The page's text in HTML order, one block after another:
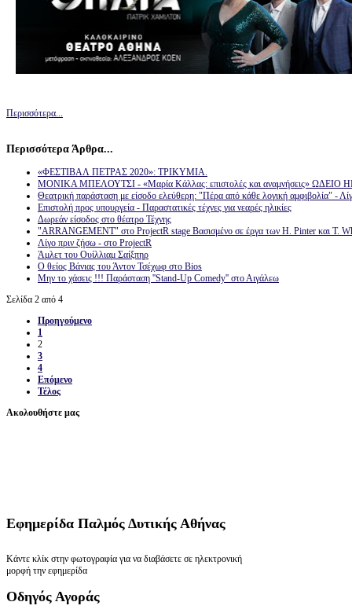
Περισσότερα...
Περισσότερα Άρθρα...
«ΦΕΣΤΙΒΑΛ ΠΕΤΡΑΣ 2020»: ΤΡΙΚΥΜΙΑ.
ΜΟΝΙΚΑ ΜΠΕΛΟΥΤΣΙ - «Μαρία Κάλλας: επιστολές και αναμνήσεις»
Θεατρική παράσταση με είσοδο ελεύθερη: "Πέρα από κάθε λογική αμφιβολία" -
Επιστολή προς υπουργεία - Παραστατικές τέχνες για νεαρές ηλικίες
Δωρεάν είσοδος στο θέατρο Τέχνης
"ARRANGEMENT" στο ProjectR stage Βασισμένο σε έργα των H. Pinter και Τ.
Λίγο πριν ζήσω - στο ProjectR
Άμλετ του Ουίλλιαμ Σαίξπηρ
Ο θείος Βάνιας του Άντον Τσέχωφ στο Bios
Μην το χάσεις !!! Παράσταση ''Stand-Up Comedy'' στο Αιγάλεω
Σελίδα 2 από 4
Προηγούμενο
1
2
3
4
Επόμενο
Τέλος
Ακολουθήστε μας
Εφημερίδα Παλμός Δυτικής Αθήνας
Κάντε κλίκ στην φωτογραφία για να διαβάσετε σε ηλεκτρονική
μορφή την εφημερίδα
Οδηγός Αγοράς